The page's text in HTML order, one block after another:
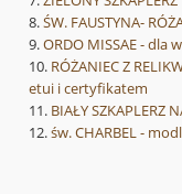
ŚW. FAUSTYNA-
ORDO MISSAE - dla
RÓŻANIEC Z
etui i certyfikatem
BIAŁY SZKAPLERZ
św. CHARBEL -